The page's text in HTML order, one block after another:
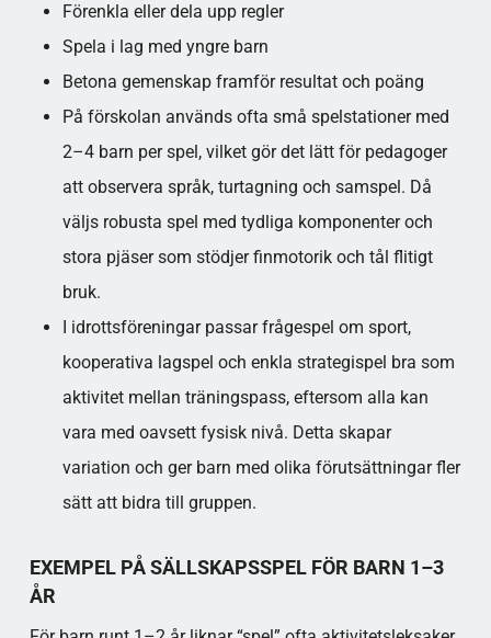
Förenkla eller dela upp regler
Spela i lag med yngre barn
Betona gemenskap framför resultat och poäng​
På förskolan används ofta små spelstationer med
2–4 barn per spel, vilket gör det lätt för pedagoger
att observera språk, turtagning och samspel. Då
väljs robusta spel med tydliga komponenter och
stora pjäser som stödjer finmotorik och tål flitigt
bruk.​
I idrottsföreningar passar frågespel om sport,
kooperativa lagspel och enkla strategispel bra som
aktivitet mellan träningspass, eftersom alla kan
vara med oavsett fysisk nivå. Detta skapar
variation och ger barn med olika förutsättningar fler
sätt att bidra till gruppen.​
EXEMPEL PÅ SÄLLSKAPSSPEL FÖR BARN 1–3
ÅR